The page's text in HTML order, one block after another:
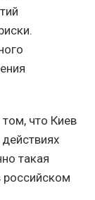
что Киев
такая
российском